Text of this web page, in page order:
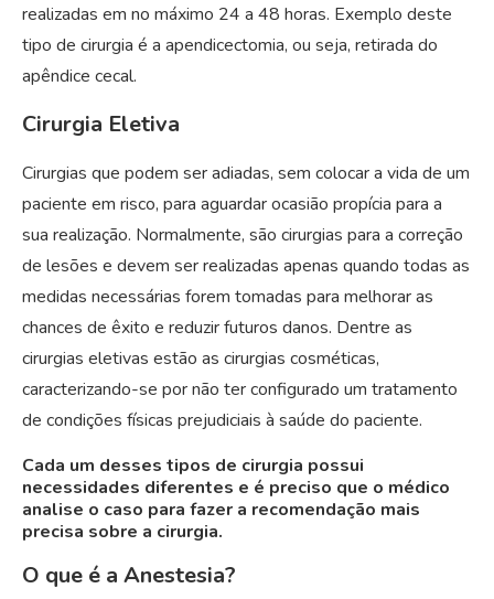
realizadas em no máximo 24 a 48 horas. Exemplo deste
tipo de cirurgia é a apendicectomia, ou seja, retirada do
apêndice cecal.
Cirurgia Eletiva
Cirurgias que podem ser adiadas, sem colocar a vida de um
paciente em risco, para aguardar ocasião propícia para a
sua realização. Normalmente, são cirurgias para a correção
de lesões e devem ser realizadas apenas quando todas as
medidas necessárias forem tomadas para melhorar as
chances de êxito e reduzir futuros danos. Dentre as
cirurgias eletivas estão as cirurgias cosméticas,
caracterizando-se por não ter configurado um tratamento
de condições físicas prejudiciais à saúde do paciente.
Cada um desses tipos de cirurgia possui
necessidades diferentes e é preciso que o médico
analise o caso para fazer a recomendação mais
precisa sobre a cirurgia.
O que é a Anestesia?